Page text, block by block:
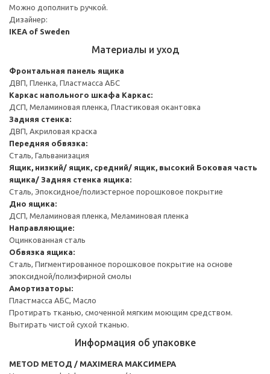
Можно дополнить ручкой.
Дизайнер:
IKEA of Sweden
Материалы и уход
Фронтальная панель ящика
ДВП, Пленка, Пластмасса АБС
Каркас напольного шкафа Каркас:
ДСП, Меламиновая пленка, Пластиковая окантовка
Задняя стенка:
ДВП, Акриловая краска
Передняя обвязка:
Сталь, Гальванизация
Ящик, низкий/ ящик, средний/ ящик, высокий Боковая часть
ящика/ Задняя стенка ящика:
Сталь, Эпоксидное/полиэстерное порошковое покрытие
Дно ящика:
ДСП, Меламиновая пленка, Меламиновая пленка
Направляющие:
Оцинкованная сталь
Обвязка ящика:
Сталь, Пигментированное порошковое покрытие на основе
эпоксидной/полиэфирной смолы
Амортизаторы:
Пластмасса АБС, Масло
Протирать тканью, смоченной мягким моющим средством.
Вытирать чистой сухой тканью.
Информация об упаковке
METOD МЕТОД / MAXIMERA МАКСИМЕРА